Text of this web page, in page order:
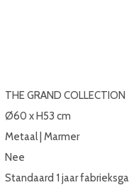
THE GRAND COLLECTION
Ø60 x H53 cm
Metaal | Marmer
Nee
Standaard 1 jaar